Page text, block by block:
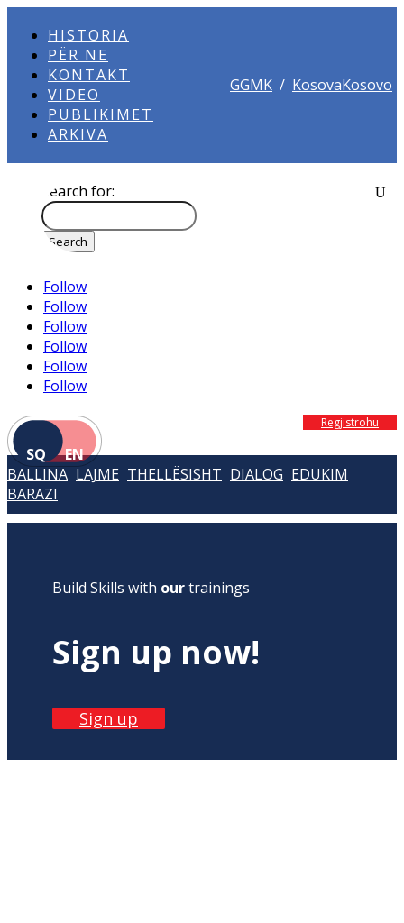
HISTORIA
PËR NE
KONTAKT
VIDEO
PUBLIKIMET
ARKIVA
GGMK / KosovaKosovo
Search for:
Follow
Follow
Follow
Follow
Follow
Follow
SQ EN
Regjistrohu
BALLINA LAJME THELLËSISHT DIALOG EDUKIM
BARAZI
Build Skills with ourtrainings
Sign up now!
Sign up